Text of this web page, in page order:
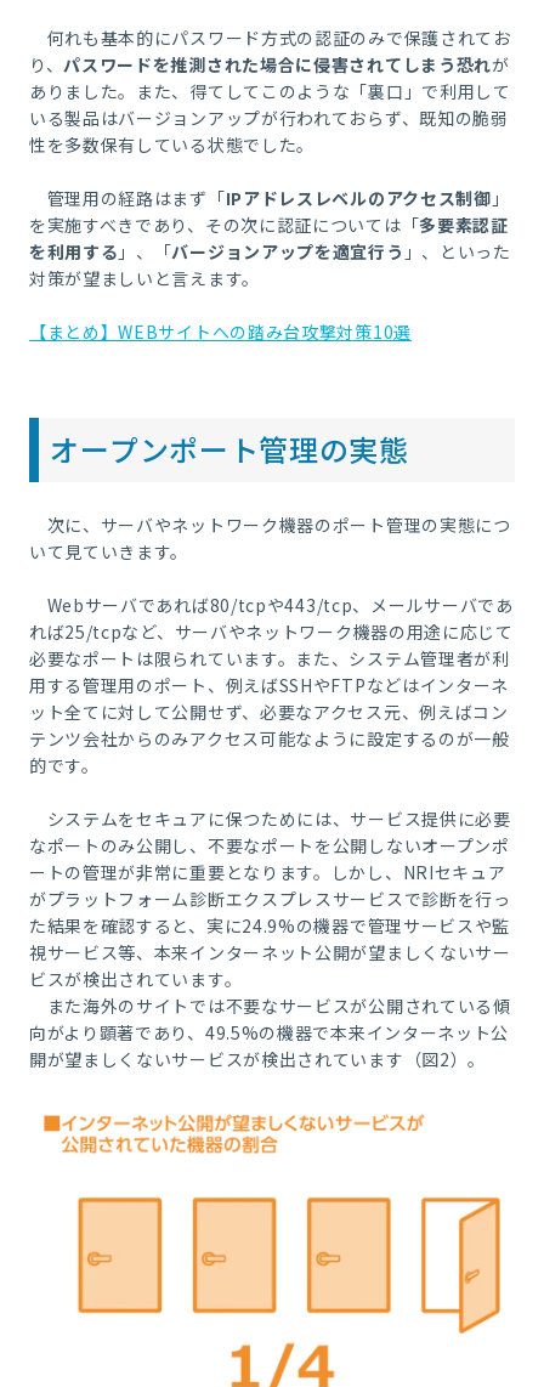
何れも基本的にパスワード方式の認証のみで保護されてお
り、パスワードを推測された場合に侵害されてしまう恐れが
ありました。また、得てしてこのような「裏口」で利用して
いる製品はバージョンアップが行われておらず、既知の脆弱
性を多数保有している状態でした。
管理用の経路はまず「IPアドレスレベルのアクセス制御 」
を実施すべきであり、その次に認証については「多要素認証
を利用する 」、「バージョンアップを適宜行う 」、といった
対策が望まし いと言えます。
【まとめ】WEBサイトへの踏み台攻撃対策10選
オープンポート管理の実態
次に、サーバやネットワーク機器のポート管理の実態につ
いて見ていきます。
Webサーバであれば80/tcpや443/tcp、メールサーバであ
れば25/tcpなど、サーバやネットワーク機器の用途に応じて
必要なポートは限られています。また、システム管理者が利
用する管理用のポート、例えばSSHやFTPなどはインターネ
ット全てに対して公開せず、必要なアクセス元、例えばコン
テンツ会社からのみアクセス可能なように設定するのが一般
的です。
システムをセキュアに保つためには、サービス提供に必要
なポートのみ公開し、不要なポートを公開しないオープンポ
ートの管理が非常に重要となります。しかし、NRIセキュア
がプラットフォーム診断エクスプレスサービスで診断を行っ
た結果を確認すると、実に24.9%の機器で管理サービスや監
視サービス等、本来インターネット公開が望ましくないサー
ビスが検出されています。
また海外のサイトでは不要なサービスが公開されている傾
向がより顕著であり、49.5%の機器で本来インターネット公
開が望ましくないサービスが検出されています （図2）。